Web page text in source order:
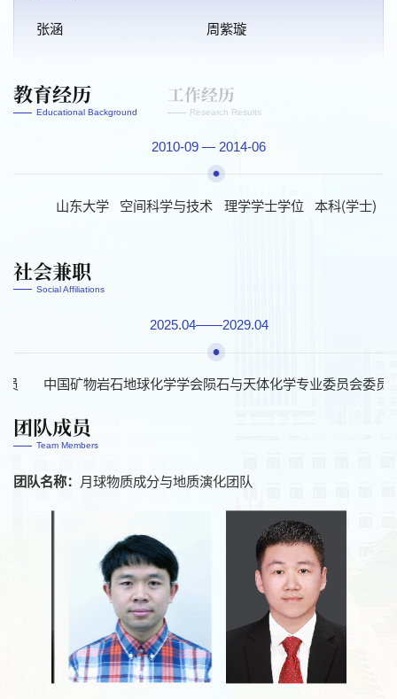
张涵 周紫璇
教育经历
Educational Background
工作经历
Research Results
2010-09 — 2014-06
山东大学 空间科学与技术 理学学士学位 本科(学士)
2020-07 — 2023-09
山东大学（威海） 数学与统计学院 博士后 出站
社会兼职
Social Affiliations
员
2025.04——2029.04
中国矿物岩石地球化学学会陨石与天体化学专业委员会委员
团队成员
Team Members
团队名称： 月球物质成分与地质演化团队